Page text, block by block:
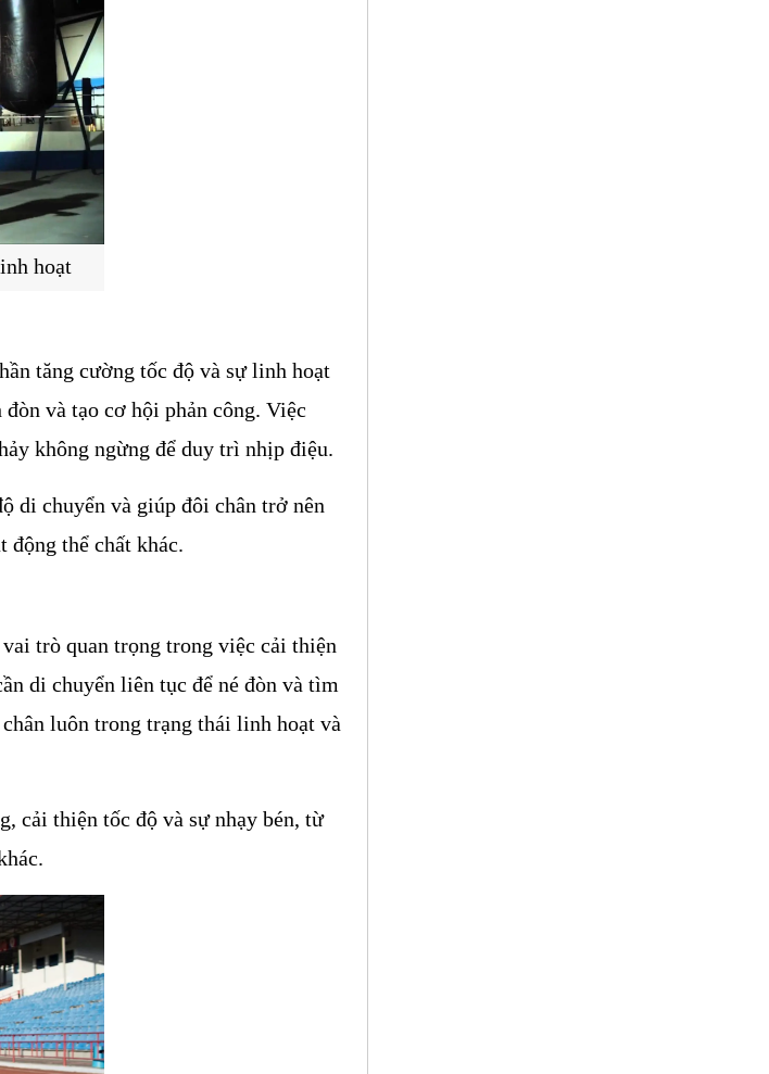
hoạt
tăng cường tốc độ và sự linh hoạt
và tạo cơ hội phản công. Việc
không ngừng để duy trì nhịp điệu.
di chuyển và giúp đôi chân trở nên
động thể chất khác.
trò quan trọng trong việc cải thiện
di chuyển liên tục để né đòn và tìm
luôn trong trạng thái linh hoạt và
cải thiện tốc độ và sự nhạy bén, từ